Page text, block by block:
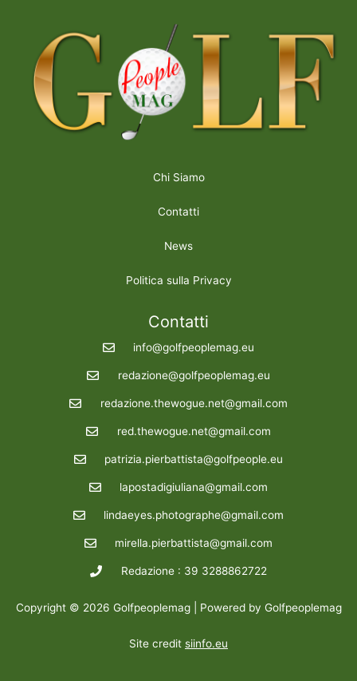
Chi Siamo
Contatti
News
Politica sulla Privacy
Contatti
info@golfpeoplemag.eu
redazione@golfpeoplemag.eu
redazione.thewogue.net@gmail.com
red.thewogue.net@gmail.com
patrizia.pierbattista@golfpeople.eu
lapostadigiuliana@gmail.com
lindaeyes.photographe@gmail.com
mirella.pierbattista@gmail.com
Redazione : 39 3288862722
Copyright © 2026 Golfpeoplemag | Powered by Golfpeoplemag
Site credit siinfo.eu